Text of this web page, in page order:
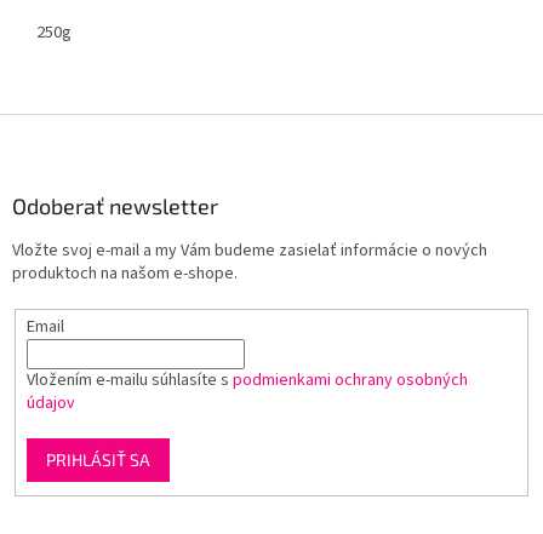
250g
Odoberať newsletter
Vložte svoj e-mail a my Vám budeme zasielať informácie o nových
produktoch na našom e-shope.
Email
Vložením e-mailu súhlasíte s podmienkami ochrany osobných
údajov
PRIHLÁSIŤ SA